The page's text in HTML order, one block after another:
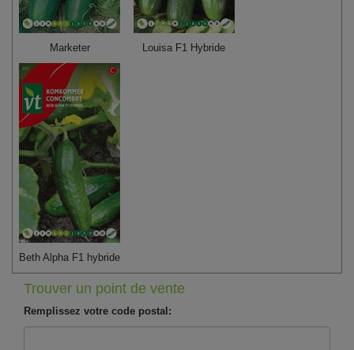
Marketer Louisa F1 Hybride
Beth Alpha F1 hybride
Trouver un point de vente
Remplissez votre code postal: